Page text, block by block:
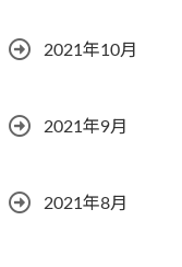
2021年10月
2021年9月
2021年8月